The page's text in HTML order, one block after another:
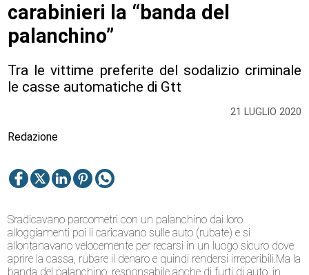
21 LUGLIO 2020
carabinieri la “banda del
palanchino”
Tra le vittime preferite del sodalizio criminale
le casse automatiche di Gtt
Redazione
Sradicavano parcometri con un palanchino dai loro
alloggiamenti poi li caricavano sulle auto (rubate) e si
allontanavano velocemente per recarsi in un luogo sicuro dove
aprire la cassa, rubare il denaro e quindi rendersi irreperibili.Ma la
banda del palanchino, responsabile anche di furti di auto, in